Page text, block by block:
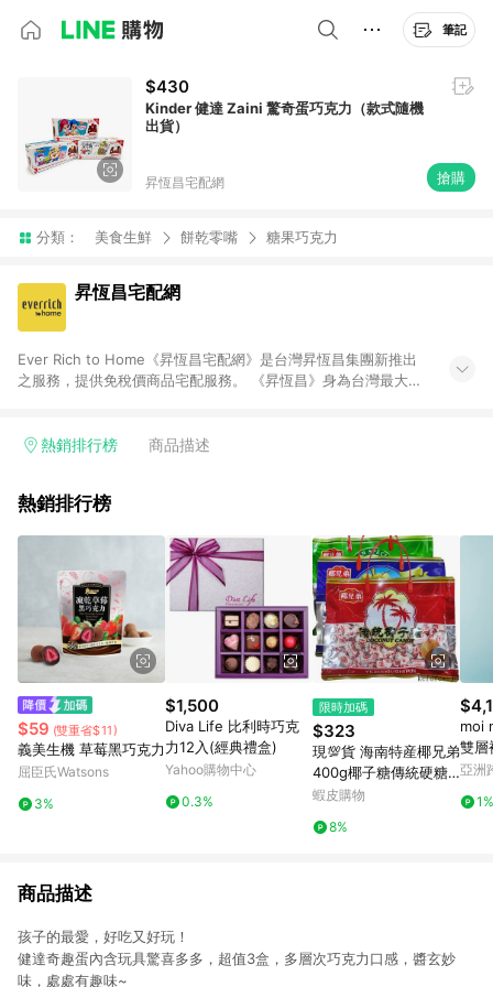
筆記
$430
Kinder 健達 Zaini 驚奇蛋巧克力（款式隨機
出貨）
昇恆昌宅配網 搶購
分類： 美食生鮮 餅乾零嘴 糖果巧克力
昇恆昌宅配網
Ever Rich to Home《昇恆昌宅配網》是台灣昇恆昌集團新推出
之服務，提供免稅價商品宅配服務。 《昇恆昌》身為台灣最大的
費者最高品質的購物體驗。不限時間地點的限制，任何時候只要
熱銷排行榜 商品描述
熱銷排行榜
$59 (雙重省$11)
義美生機 草莓黑巧克力
屈臣氏Watsons
3%
$1,500
Diva Life 比利時巧克
力12入(經典禮盒)
Yahoo購物中心
0.3%
限時加碼
$323
現💯貨 海南特産椰兄弟
400g椰子糖傳統硬糖
糖果濃香婚慶喜糖年貨
蝦皮購物
8%
moi
雙層
亞洲
1%
商品描述
孩子的最愛，好吃又好玩！
健達奇趣蛋內含玩具驚喜多多，超值3盒，多層次巧克力口感，醬玄妙
味，處處有趣味~